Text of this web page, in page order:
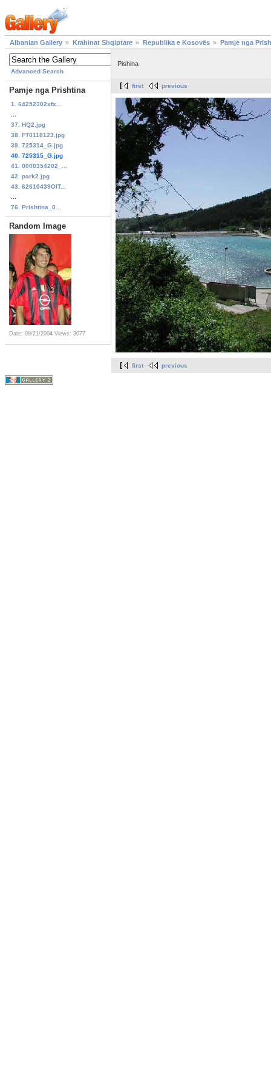
Albanian Gallery Krahinat Shqiptare Republika e Kosovës Pamje nga
Advanced Search
Pamje nga Prishtina
1. 64252302xfx...
37. HQ2.jpg
38. FT0118123.jpg
39. 725314_G.jpg
40. 725315_G.jpg
41. 0000354202_...
42. park2.jpg
43. 62610439OlT...
76. Prishtina_0...
Random Image
Date: 09/21/2004 Views: 3077
Pishina
first previous
first previous